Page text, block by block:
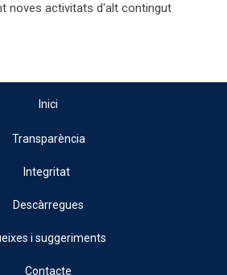
noves activitats d'alt contingut
Inici
Transparència
Integritat
Descàrregues
i suggeriments
Contacte